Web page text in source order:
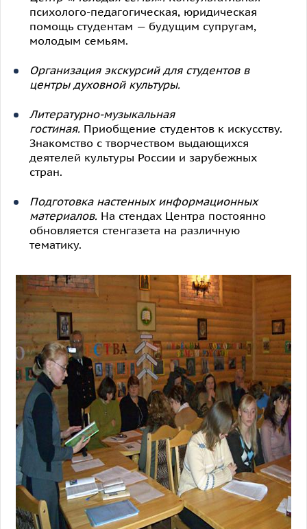
психолого-педагогическая, юридическая
помощь студентам — будущим супругам,
молодым семьям.
Организация экскурсий для студентов в
центры духовной культуры.
Литературно-музыкальная
гостиная. Приобщение студентов к искусству.
Знакомство с творчеством выдающихся
деятелей культуры России и зарубежных
стран.
Подготовка настенных информационных
материалов. На стендах Центра постоянно
обновляется стенгазета на различную
тематику.